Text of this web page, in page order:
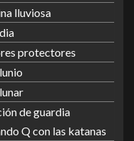
lluviosa
protectores
de guardia
Q con las katanas